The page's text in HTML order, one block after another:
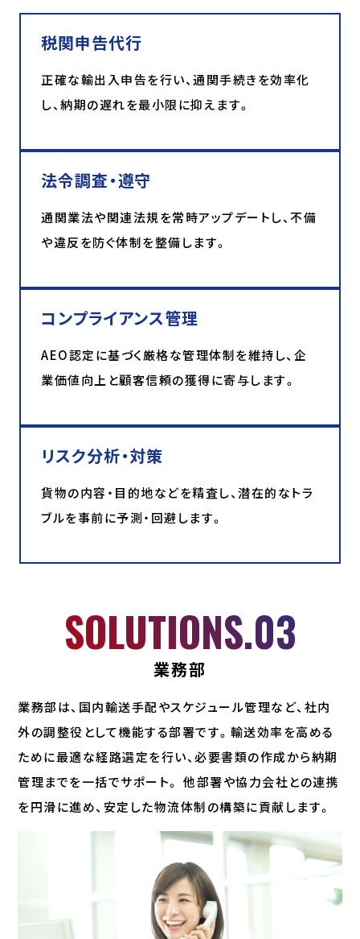
税関申告代行
正確な輸出入申告を行い、通関手続きを効率化
し、納期の遅れを最小限に抑えます。
法令調査・遵守
通関業法や関連法規を常時アップデートし、不備
や違反を防ぐ体制を整備します。
コンプライアンス管理
AEO認定に基づく厳格な管理体制を維持し、企
業価値向上と顧客信頼の獲得に寄与します。
リスク分析・対策
貨物の内容・目的地などを精査し、潜在的なトラ
ブルを事前に予測・回避します。
SOLUTIONS.03
業務部
業務部は、国内輸送手配やスケジュール管理など、社内
外の調整役として機能する部署です。輸送効率を高める
ために最適な経路選定を行い、必要書類の作成から納期
管理までを一括でサポート。 他部署や協力会社との連携
を円滑に進め、安定した物流体制の構築に貢献します。